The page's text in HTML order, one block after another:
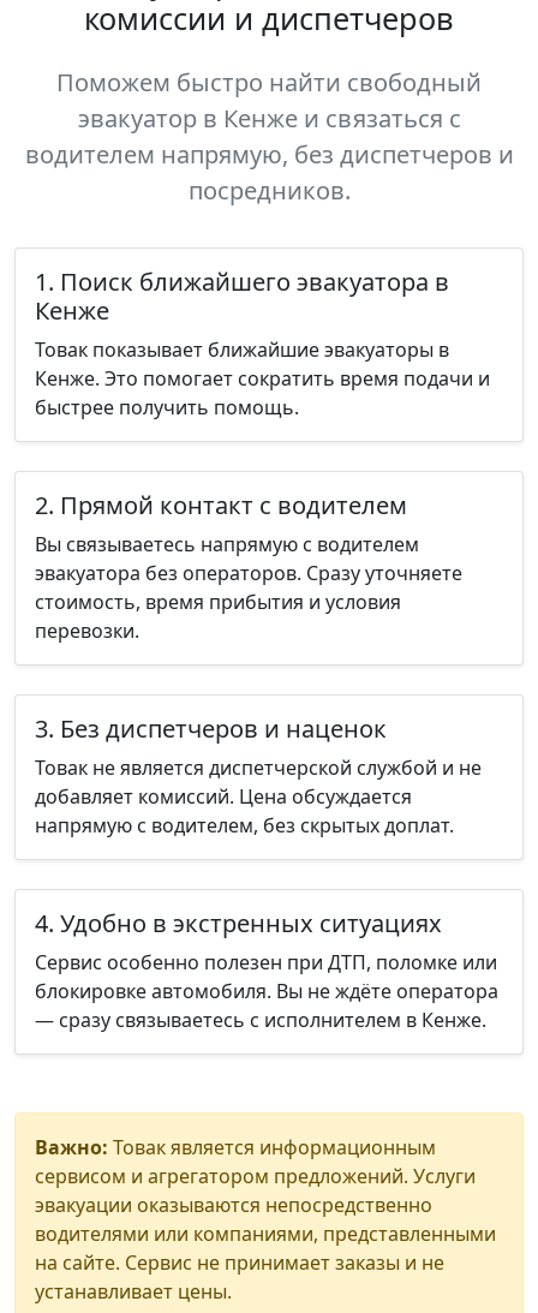
комиссии и диспетчеров
Поможем быстро найти свободный
эвакуатор в Кенже и связаться с
водителем напрямую, без диспетчеров и
посредников.
1. Поиск ближайшего эвакуатора в
Кенже
Товак показывает ближайшие эвакуаторы в
Кенже. Это помогает сократить время подачи и
быстрее получить помощь.
2. Прямой контакт с водителем
Вы связываетесь напрямую с водителем
эвакуатора без операторов. Сразу уточняете
стоимость, время прибытия и условия
перевозки.
3. Без диспетчеров и наценок
Товак не является диспетчерской службой и не
добавляет комиссий. Цена обсуждается
напрямую с водителем, без скрытых доплат.
4. Удобно в экстренных ситуациях
Сервис особенно полезен при ДТП, поломке или
блокировке автомобиля. Вы не ждёте оператора
— сразу связываетесь с исполнителем в Кенже.
Важно: Товак является информационным
сервисом и агрегатором предложений. Услуги
эвакуации оказываются непосредственно
водителями или компаниями, представленными
на сайте. Сервис не принимает заказы и не
устанавливает цены.